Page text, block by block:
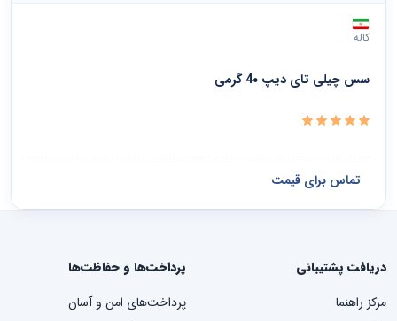
کاله
سس چیلی تای دیپ 4۰ گرمی
تماس برای قیمت
دریافت پشتیبانی
مرکز راهنما
پرداخت‌ها و حفاظت‌ها
پرداخت‌های امن و آسان